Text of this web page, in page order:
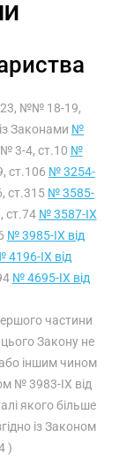
№№ 18-19,
Законами №
3-4, ст.10 №
ст.106 № 3254-
ст.315 № 3585-
ст.74 № 3587-IX
№ 3985-IX від
4196-IX від
№ 4695-IX від
частини
цього Закону не
іншим чином
№ 3983-IX від
якого більше
із Законом
)